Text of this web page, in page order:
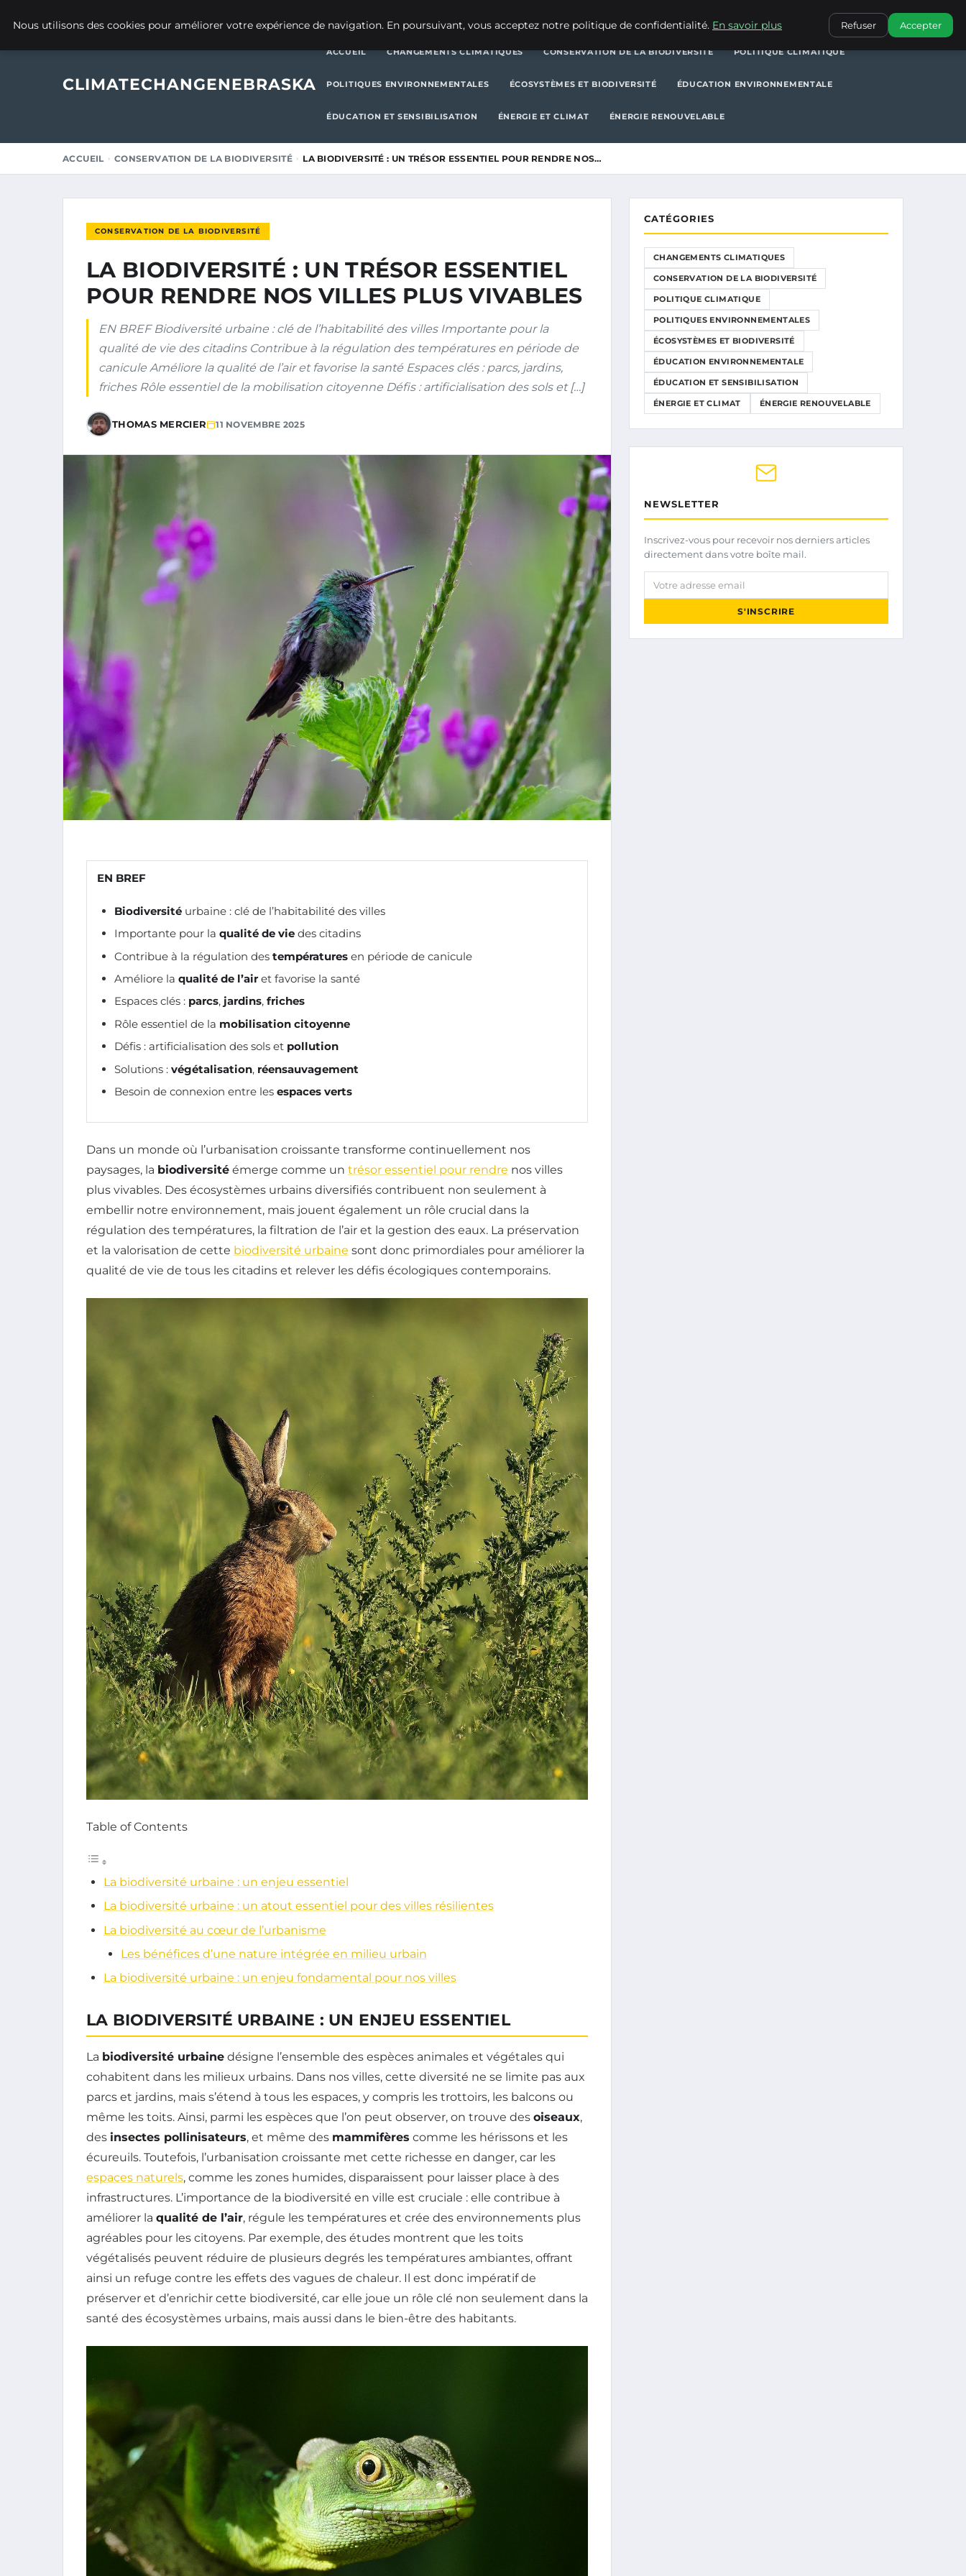
POLITIQUES ENVIRONNEMENTALES
CLIMATECHANGENEBRASKA
ACCUEIL CHANGEMENTS CLIMATIQUES CONSERVATION DE LA BIODIVERSITÉ POLITIQUE CLIMATIQUE
POLITIQUES ENVIRONNEMENTALES ÉCOSYSTÈMES ET BIODIVERSITÉ ÉDUCATION ENVIRONNEMENTALE
ÉDUCATION ET SENSIBILISATION ÉNERGIE ET CLIMAT ÉNERGIE RENOUVELABLE
ACCUEIL CONSERVATION DE LA BIODIVERSITÉ LA BIODIVERSITÉ : UN TRÉSOR ESSENTIEL POUR RENDRE NOS…
CONSERVATION DE LA BIODIVERSITÉ
LA BIODIVERSITÉ : UN TRÉSOR ESSENTIEL
POUR RENDRE NOS VILLES PLUS VIVABLES
EN BREF Biodiversité urbaine : clé de l’habitabilité des villes Importante pour la
qualité de vie des citadins Contribue à la régulation des températures en période de
canicule Améliore la qualité de l’air et favorise la santé Espaces clés : parcs, jardins,
friches Rôle essentiel de la mobilisation citoyenne Défis : artificialisation des sols et […]
THOMAS MERCIER 11 NOVEMBRE 2025
EN BREF
Biodiversité urbaine : clé de l’habitabilité des villes
Importante pour la qualité de vie des citadins
Contribue à la régulation des températures en période de canicule
Améliore la qualité de l’air et favorise la santé
Espaces clés : parcs, jardins, friches
Rôle essentiel de la mobilisation citoyenne
Défis : artificialisation des sols et pollution
Solutions : végétalisation, réensauvagement
Besoin de connexion entre les espaces verts
Dans un monde où l’urbanisation croissante transforme continuellement nos
paysages, la biodiversité émerge comme un trésor essentiel pour rendre nos villes
plus vivables. Des écosystèmes urbains diversifiés contribuent non seulement à
embellir notre environnement, mais jouent également un rôle crucial dans la
régulation des températures, la filtration de l’air et la gestion des eaux. La préservation
et la valorisation de cette biodiversité urbaine sont donc primordiales pour améliorer la
qualité de vie de tous les citadins et relever les défis écologiques contemporains.
Table of Contents
La biodiversité urbaine : un enjeu essentiel
La biodiversité urbaine : un atout essentiel pour des villes résilientes
La biodiversité au cœur de l’urbanisme
Les bénéfices d’une nature intégrée en milieu urbain
La biodiversité urbaine : un enjeu fondamental pour nos villes
LA BIODIVERSITÉ URBAINE : UN ENJEU ESSENTIEL
La biodiversité urbaine désigne l’ensemble des espèces animales et végétales qui
cohabitent dans les milieux urbains. Dans nos villes, cette diversité ne se limite pas aux
parcs et jardins, mais s’étend à tous les espaces, y compris les trottoirs, les balcons ou
même les toits. Ainsi, parmi les espèces que l’on peut observer, on trouve des oiseaux,
des insectes pollinisateurs, et même des mammifères comme les hérissons et les
écureuils. Toutefois, l’urbanisation croissante met cette richesse en danger, car les
espaces naturels, comme les zones humides, disparaissent pour laisser place à des
infrastructures. L’importance de la biodiversité en ville est cruciale : elle contribue à
améliorer la qualité de l’air, régule les températures et crée des environnements plus
agréables pour les citoyens. Par exemple, des études montrent que les toits
végétalisés peuvent réduire de plusieurs degrés les températures ambiantes, offrant
ainsi un refuge contre les effets des vagues de chaleur. Il est donc impératif de
préserver et d’enrichir cette biodiversité, car elle joue un rôle clé non seulement dans la
santé des écosystèmes urbains, mais aussi dans le bien-être des habitants.
CATÉGORIES
CHANGEMENTS CLIMATIQUES
CONSERVATION DE LA BIODIVERSITÉ
POLITIQUE CLIMATIQUE
POLITIQUES ENVIRONNEMENTALES
ÉCOSYSTÈMES ET BIODIVERSITÉ
ÉDUCATION ENVIRONNEMENTALE
ÉDUCATION ET SENSIBILISATION
ÉNERGIE ET CLIMAT ÉNERGIE RENOUVELABLE
NEWSLETTER
Inscrivez-vous pour recevoir nos derniers articles
directement dans votre boîte mail.
Votre adresse email
S'INSCRIRE
Nous utilisons des cookies pour améliorer votre expérience de navigation. En poursuivant, vous acceptez notre politique de confidentialité. En savoir plus Refuser Accepter